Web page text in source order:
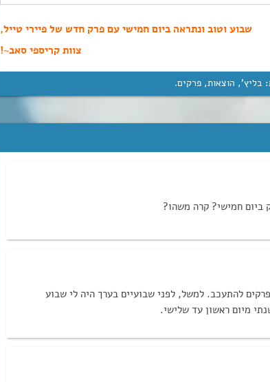
שבוע וטוב ונתראה ביום חמישי עם פרק חדש של פיירי טייל,
צוות קריספי סאב~!
בליץ', הוצאות,פרקים.
ביום חמישי? קרה משהו?
להתעכב. למשל, לפני שבועיים בערך היה לי שבוע
מיום ראשון עד שלישי.